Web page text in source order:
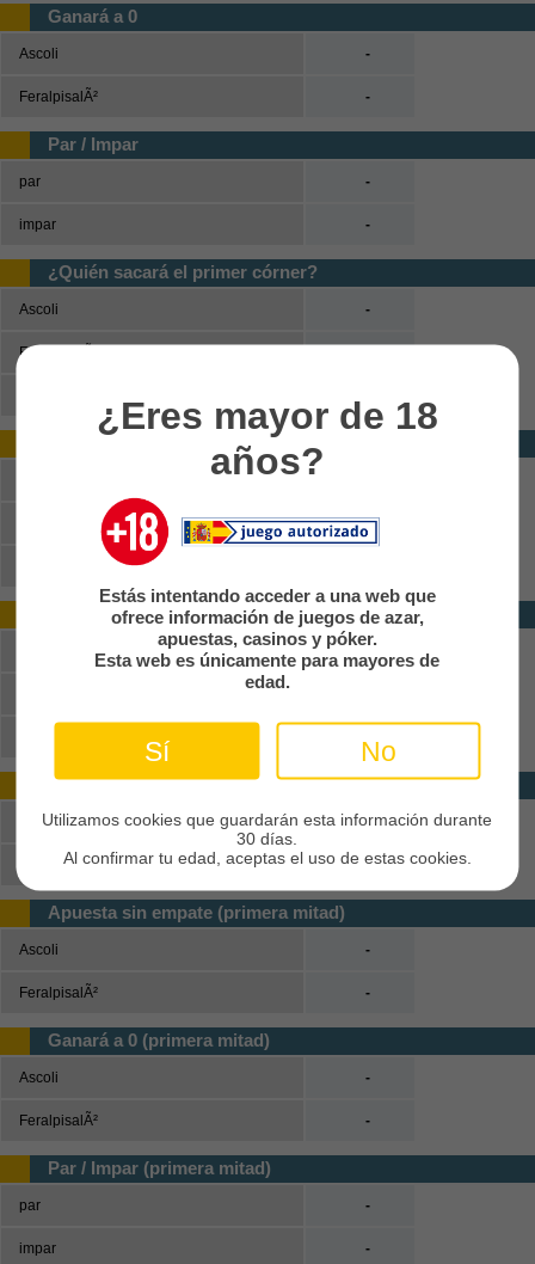
Ganará a 0
Ascoli
FeralpisalÃ²
-
-
Par / Impar
par
impar
-
-
¿Quién sacará el primer córner?
Ascoli
FeralpisalÃ²
-
Ganador (primera mitad)
-
Doble oportunidad (primera mitad)
Ascoli o empate
Marcarán los dos (primera mitad)
-
-
Apuesta sin empate (primera mitad)
Ascoli
FeralpisalÃ²
-
-
Ganará a 0 (primera mitad)
Ascoli
FeralpisalÃ²
-
-
Par / Impar (primera mitad)
par
impar
-
-
¿Eres mayor de 18
años?
Estás intentando acceder a una web que
ofrece información de juegos de azar,
apuestas, casinos y póker.
Esta web es únicamente para mayores de
edad.
Sí No
Utilizamos cookies que guardarán esta información durante
30 días.
Al confirmar tu edad, aceptas el uso de estas cookies.